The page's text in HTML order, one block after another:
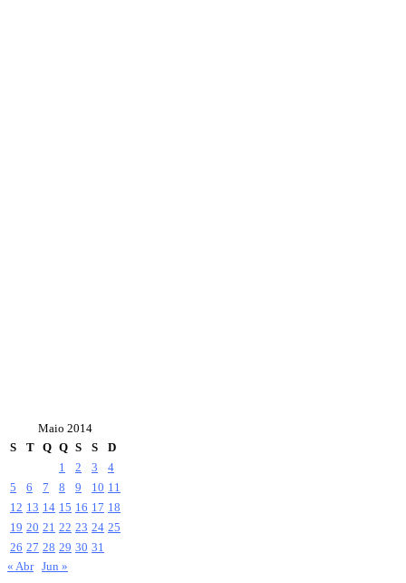
Maio 2014
S
T Q Q S S
D
1
2 3
4
5
6 7 8 9 10 11
12 13 14 15 16 17 18
19 20 21 22 23 24 25
26 27 28 29 30 31
« Abr Jun »